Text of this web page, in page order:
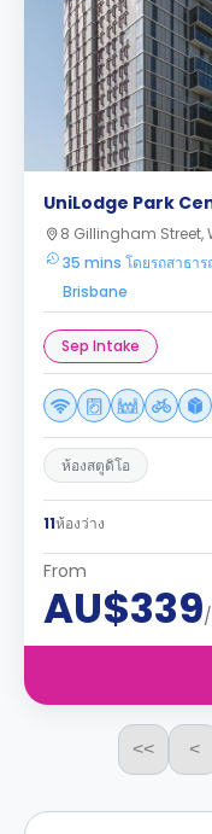
UniLodge Park
8 Gillingham Street,
35 mins โดยรถสาธา
Brisbane
Sep Intake
ห้องสตูดิโอ
11ห้องว่าง
From
AU$339
<< <